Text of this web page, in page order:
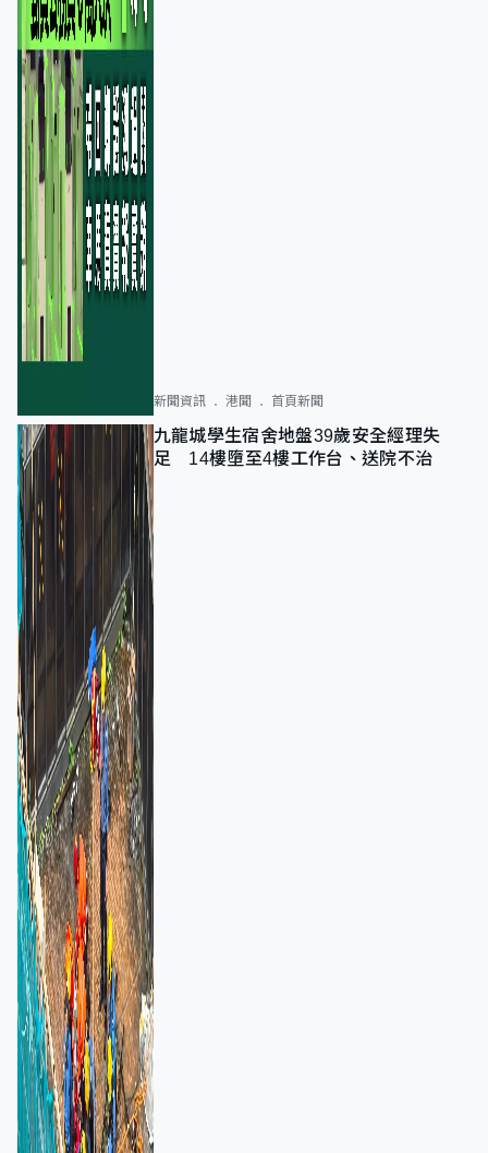
新聞資訊 港聞 首頁新聞
九龍城學生宿舍地盤39歲安全經理失
足 14樓墮至4樓工作台、送院不治